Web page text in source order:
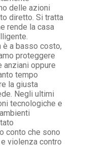
delle azioni
diretto. Si tratta
rende la casa
è a basso costo,
proteggere
anziani oppure
tempo
la giusta
Negli ultimi
tecnologiche e
conto che sono
violenza contro